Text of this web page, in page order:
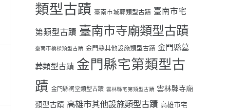
類型古蹟 臺南市城郭類型古蹟 臺南市宅
第類型古蹟 臺南市寺廟類型古蹟
臺南市橋樑類型古蹟 金門縣其他設施類型古蹟 金門縣墓
葬類型古蹟 金門縣宅第類型古
蹟 金門縣祠堂類型古蹟 雲林縣宅第類型古蹟 雲林縣寺廟
類型古蹟 高雄市其他設施類型古蹟 高雄市宅